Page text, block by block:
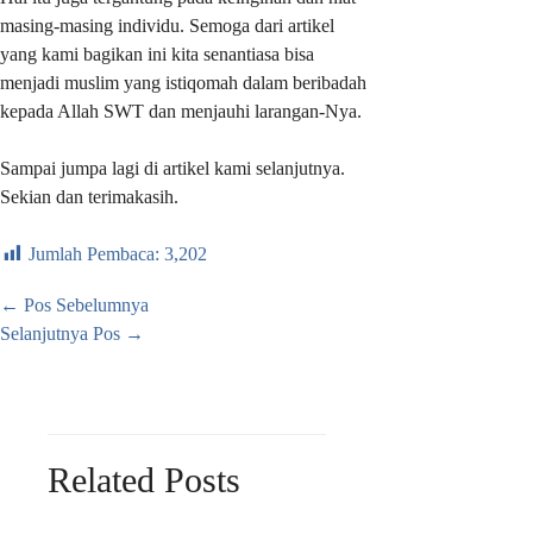
masing-masing individu. Semoga dari artikel
yang kami bagikan ini kita senantiasa bisa
menjadi muslim yang istiqomah dalam beribadah
kepada Allah SWT dan menjauhi larangan-Nya.
Sampai jumpa lagi di artikel kami selanjutnya.
Sekian dan terimakasih.
Jumlah Pembaca: 3,202
← Pos Sebelumnya
Selanjutnya Pos →
Related Posts